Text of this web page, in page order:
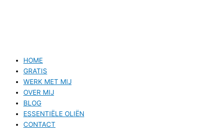
HOME
GRATIS
WERK MET MIJ
OVER MIJ
BLOG
ESSENTIËLE OLIËN
CONTACT